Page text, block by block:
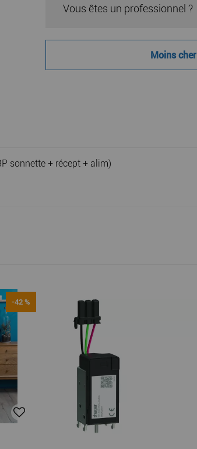
Vous êtes un professionnel ?
Moins
sonnette + récept + alim)
-42 %